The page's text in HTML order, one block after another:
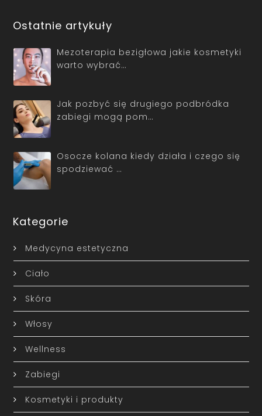
Ostatnie artykuły
Mezoterapia bezigłowa jakie kosmetyki
warto wybrać…
Jak pozbyć się drugiego podbródka
zabiegi mogą pom…
Osocze kolana kiedy działa i czego się
spodziewać …
Kategorie
Medycyna estetyczna
Ciało
Skóra
Włosy
Wellness
Zabiegi
Kosmetyki i produkty